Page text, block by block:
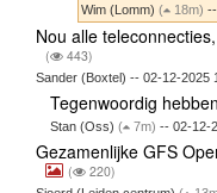
Wim (Lomm)( 18m)
Nou alle
( 443)
Sander (Boxtel) -- 02-12-2025
Tegenwoordig
Stan (Oss)( 7m) -- 02-12-
Gezamenlijke GFS
( 220)